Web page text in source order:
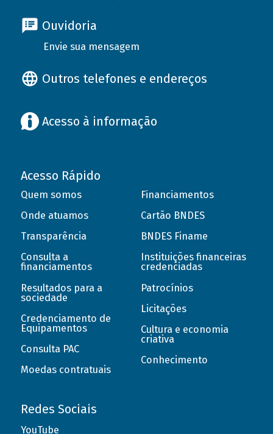
Ouvidoria
Envie sua mensagem
Outros telefones e endereços
Acesso à informação
Acesso Rápido
Quem somos
Onde atuamos
Transparência
Consulta a
financiamentos
Resultados para a
sociedade
Credenciamento de
Equipamentos
Consulta PAC
Moedas contratuais
Financiamentos
Cartão BNDES
BNDES Finame
Instituições financeiras
credenciadas
Patrocínios
Licitações
Cultura e economia
criativa
Conhecimento
Redes Sociais
YouTube